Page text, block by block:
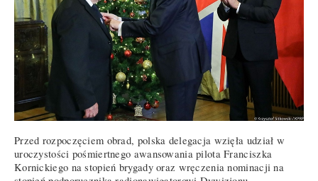
Przed rozpoczęciem obrad, polska delegacja wzięła udział w
uroczystości pośmiertnego awansowania pilota Franciszka
Kornickiego na stopień brygady oraz wręczenia nominacji na